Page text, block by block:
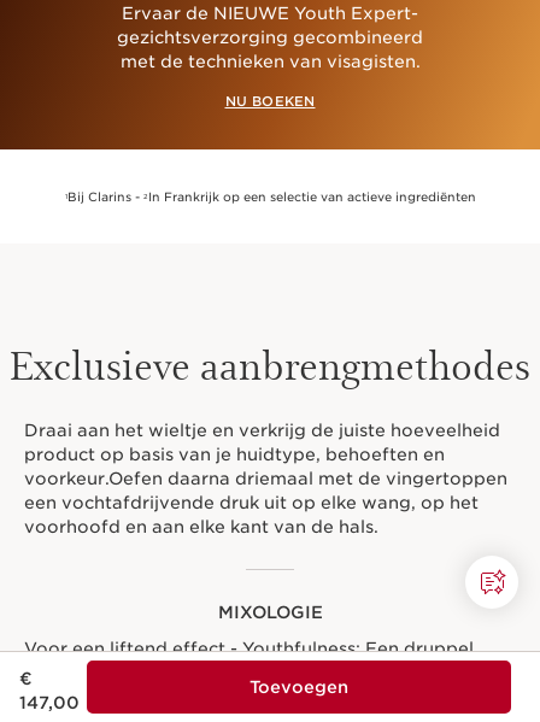
€
147,00
Toevoegen
Ervaar de NIEUWE Youth Expert-
gezichtsverzorging gecombineerd
met de technieken van visagisten.
NU BOEKEN
1Bij Clarins - 2 In Frankrijk op een selectie van actieve ingrediënten
Exclusieve aanbrengmethodes
Draai aan het wieltje en verkrijg de juiste hoeveelheid
product op basis van je huidtype, behoeften en
voorkeur.Oefen daarna driemaal met de vingertoppen
een vochtafdrijvende druk uit op elke wang, op het
voorhoofd en aan elke kant van de hals.
MIXOLOGIE
Voor een liftend effect - Youthfulness: Een druppel
Double Serum gemengd met het V Shaping Facial Lift
serum.